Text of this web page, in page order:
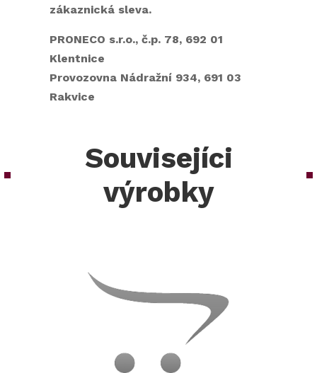
zákaznická sleva.
PRONECO s.r.o., č.p. 78, 692 01
Klentnice
Provozovna Nádražní 934, 691 03
Rakvice
Souvisejíci
výrobky